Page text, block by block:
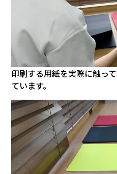
印刷する用紙を実際に触っ
ています。